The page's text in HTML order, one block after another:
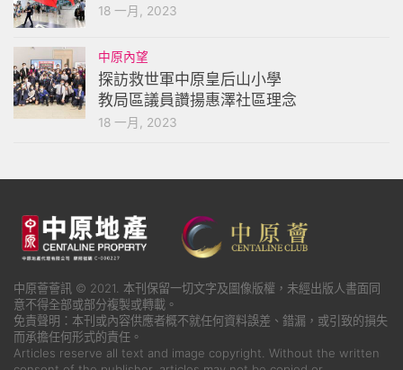
18 一月, 2023
中原內望
探訪救世軍中原皇后山小學
教局區議員讚揚惠澤社區理念
18 一月, 2023
中原薈薈訊 © 2021. 本刊保留一切文字及圖像版權，未經出版人書面同
意不得全部或部分複製或轉載。
免責聲明：本刊或內容供應者概不就任何資料誤差、錯漏，或引致的損失
而承擔任何形式的責任。
Articles reserve all text and image copyright. Without the written